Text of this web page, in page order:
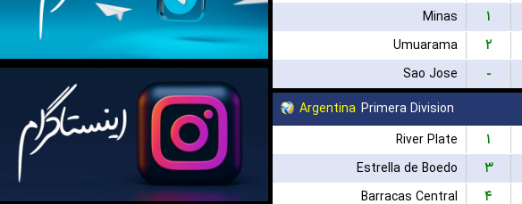
Minas
۱
Umuarama
۲
Sao Jose
-
Argentina Primera Division
River Plate
۱
Estrella de Boedo
۳
Barracas Central
۴